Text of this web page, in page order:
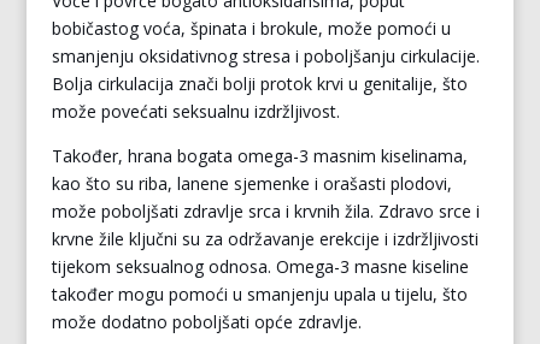
bobičastog voća, špinata i brokule, može pomoći u
smanjenju oksidativnog stresa i poboljšanju cirkulacije.
Bolja cirkulacija znači bolji protok krvi u genitalije, što
može povećati seksualnu izdržljivost.
Također, hrana bogata omega-3 masnim kiselinama,
kao što su riba, lanene sjemenke i orašasti plodovi,
može poboljšati zdravlje srca i krvnih žila. Zdravo srce i
krvne žile ključni su za održavanje erekcije i izdržljivosti
tijekom seksualnog odnosa. Omega-3 masne kiseline
također mogu pomoći u smanjenju upala u tijelu, što
može dodatno poboljšati opće zdravlje.